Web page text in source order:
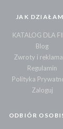
JAK
KATALOG DLA
Blog
Zwroty i
Regulamin
Polityka
Zaloguj
ODBIÓR